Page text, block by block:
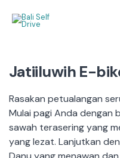
Jatiiluwih E-
Rasakan petualangan
Mulai pagi Anda dengan
sawah terasering yang
yang lezat. Lanjutkan